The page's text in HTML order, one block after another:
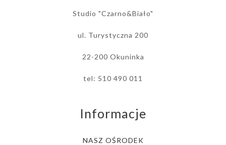
Studio "Czarno&Biało"
ul. Turystyczna 200
22-200 Okuninka
tel: 510 490 011
Informacje
NASZ OŚRODEK